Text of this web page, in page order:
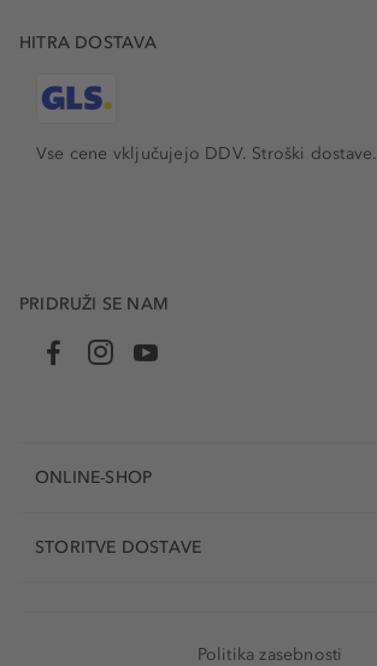
HITRA DOSTAVA
Vse cene vključujejo DDV. Stroški dostave.
PRIDRUŽI SE NAM
ONLINE-SHOP
STORITVE DOSTAVE
Politika zasebnosti